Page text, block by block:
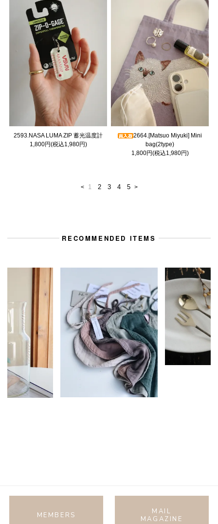
2593.NASA LUMA ZIP 蓄光温度計
1,800円(税込1,980円)
2664.[Matsuo Miyuki] Mini
bag(2type)
1,800円(税込1,980円)
< 1 2 3 4 5 >
RECOMMENDED ITEMS
MEMBERS
MAIL
MAGAZINE